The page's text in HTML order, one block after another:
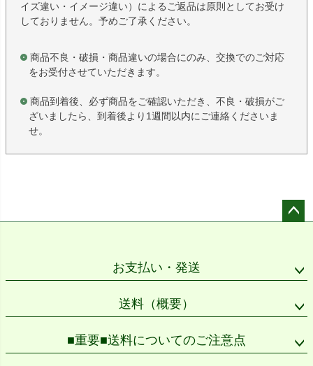
イズ違い・イメージ違い）によるご返品は原則としてお受け
しておりません。予めご了承ください。
商品不良・破損・商品違いの場合にのみ、交換でのご対応
をお受付させていただきます。
商品到着後、必ず商品をご確認いただき、不良・破損がご
ざいましたら、到着後より1週間以内にご連絡くださいま
せ。
お支払い・発送
送料（概要）
■重要■送料についてのご注意点